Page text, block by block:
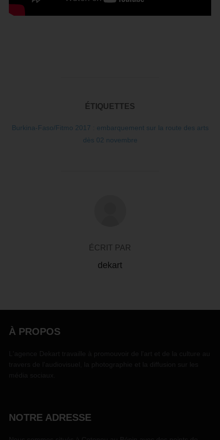
ÉTIQUETTES
Burkina-Faso/Fitmo 2017 : embarquement sur la route des arts
dès 02 novembre
ÉCRIT PAR
dekart
À PROPOS
NOTRE ADRESSE